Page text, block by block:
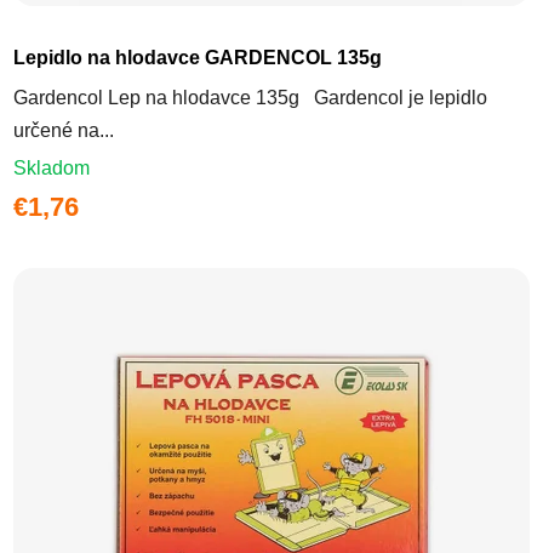
Lepidlo na hlodavce GARDENCOL 135g
Gardencol Lep na hlodavce 135g Gardencol je lepidlo
určené na...
Skladom
€1,76